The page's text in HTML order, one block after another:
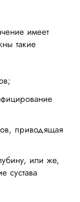
имеет
такие
приводящая
или же,
сустава